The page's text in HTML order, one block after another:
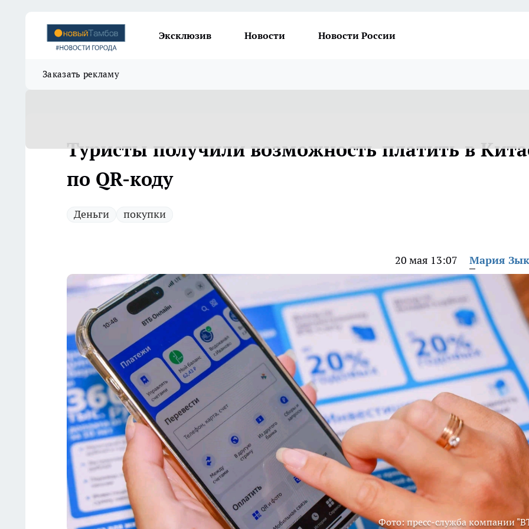
Эксклюзив Новости Новости России
Заказать рекламу
Туристы получили возможность платить в
по QR-коду
Деньги покупки
20 мая 13:07 Мария
Фото: пресс-служба компании